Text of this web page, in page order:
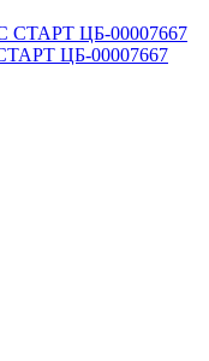
ЦБ-00007667